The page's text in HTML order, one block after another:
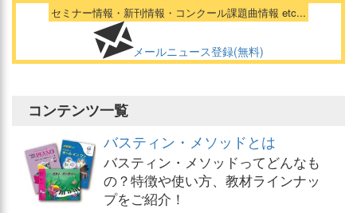
セミナー情報・新刊情報・コンクール課題曲情報 etc...
メールニュース登録(無料)
コンテンツ一覧
バスティン・メソッドとは
バスティン・メソッドってどんなも
の？特徴や使い方、教材ラインナッ
プをご紹介！